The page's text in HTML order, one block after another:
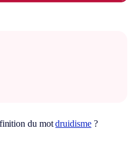
du motdruidisme?